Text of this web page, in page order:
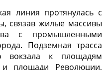
линия протянулась с
связав жилые массивы
с промышленными
Подземная трасса
вокзала к площадям
и площади Революции,